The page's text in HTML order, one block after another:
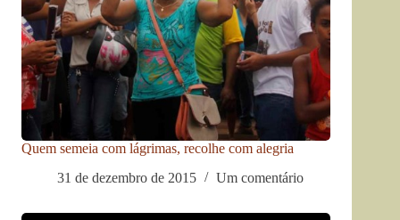
Quem semeia com lágrimas, recolhe com alegria
31 de dezembro de 2015
Um comentário